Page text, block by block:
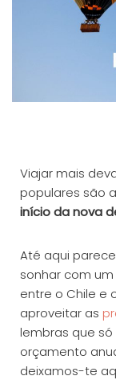
Viajar mais
populares são
início da nova
Até aqui
sonhar com
entre o Chile e
aproveitar as
lembras que
orçamento
deixamos-te